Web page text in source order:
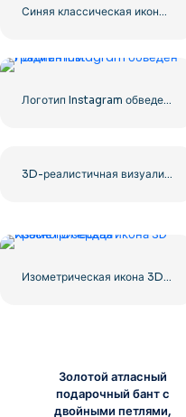
Синяя классическая икона снежинки
Логотип Instagram обведен градиентом
3D-реалистичная визуализация красного сердца — 1
Изометрическая икона 3D Красного сердца
Золотой атласный
подарочный бант с
двойными петлями,